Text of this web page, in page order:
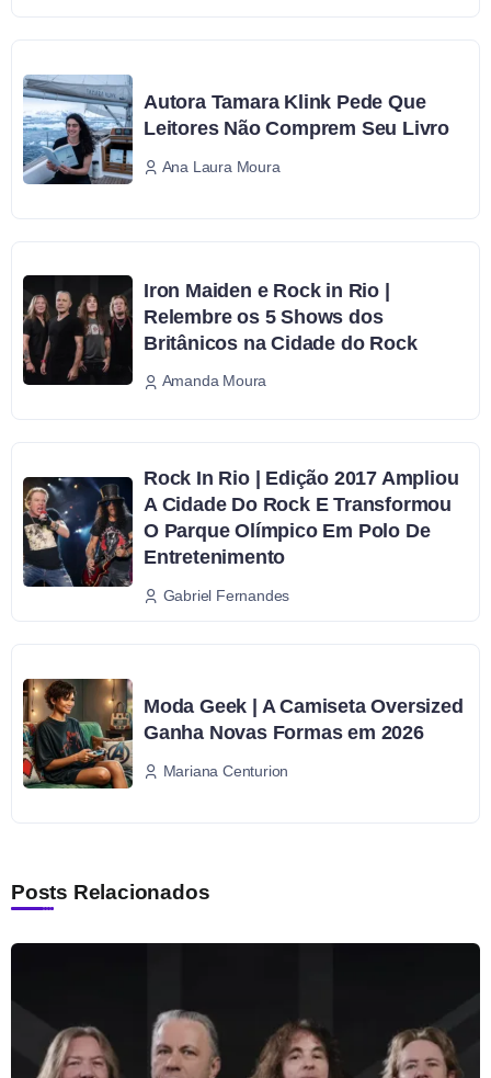
Autora Tamara Klink Pede Que
Leitores Não Comprem Seu Livro
Ana Laura Moura
Iron Maiden e Rock in Rio |
Relembre os 5 Shows dos
Britânicos na Cidade do Rock
Amanda Moura
Rock In Rio | Edição 2017 Ampliou
A Cidade Do Rock E Transformou
O Parque Olímpico Em Polo De
Entretenimento
Gabriel Fernandes
Moda Geek | A Camiseta Oversized
Ganha Novas Formas em 2026
Mariana Centurion
Posts Relacionados